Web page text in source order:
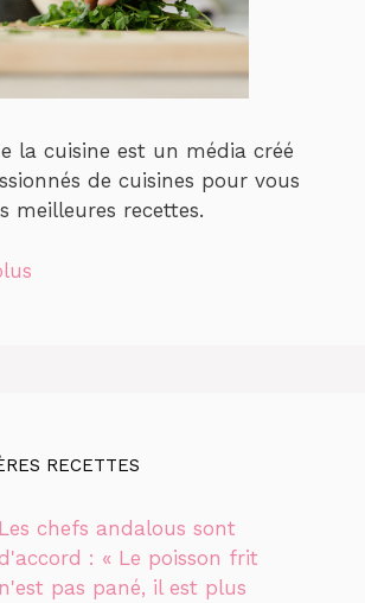
la cuisine est un média créé
de cuisines pour vous
meilleures recettes.
RECETTES
Les chefs andalous sont
: « Le poisson frit
n'est pas pané, il est plus